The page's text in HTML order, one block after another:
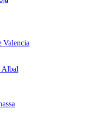
Valencia
Albal